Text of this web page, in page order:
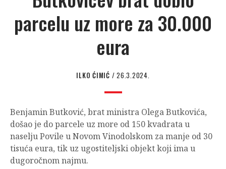
parcelu uz more za 30.000
eura
ILKO ĆIMIĆ / 26.3.2024.
Benjamin Butković, brat ministra Olega Butkovića,
došao je do parcele uz more od 150 kvadrata u
naselju Povile u Novom Vinodolskom za manje od 30
tisuća eura, tik uz ugostiteljski objekt koji ima u
dugoročnom najmu.